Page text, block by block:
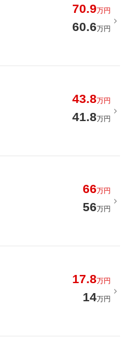
70.9万円
60.6万円
43.8万円
41.8万円
66万円
56万円
17.8万円
14万円